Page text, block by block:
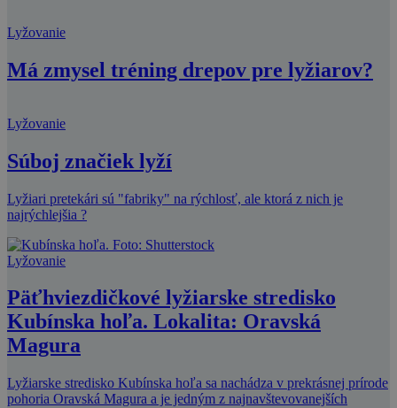
Lyžovanie
Má zmysel tréning drepov pre lyžiarov?
Lyžovanie
Súboj značiek lyží
Lyžiari pretekári sú "fabriky" na rýchlosť, ale ktorá z nich je
najrýchlejšia ?
Lyžovanie
Päťhviezdičkové lyžiarske stredisko
Kubínska hoľa. Lokalita: Oravská
Magura
Lyžiarske stredisko Kubínska hoľa sa nachádza v prekrásnej prírode
pohoria Oravská Magura a je jedným z najnavštevovanejších